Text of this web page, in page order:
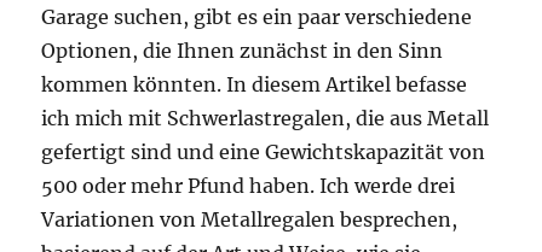
Garage suchen, gibt es ein paar verschiedene
Optionen, die Ihnen zunächst in den Sinn
kommen könnten. In diesem Artikel befasse
ich mich mit Schwerlastregalen, die aus Metall
gefertigt sind und eine Gewichtskapazität von
500 oder mehr Pfund haben. Ich werde drei
Variationen von Metallregalen besprechen,